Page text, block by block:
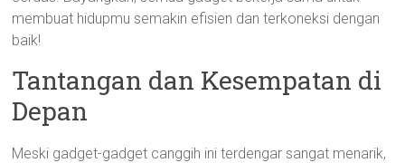
membuat hidupmu semakin efisien dan terkoneksi dengan
baik!
Tantangan dan Kesempatan di
Depan
Meski gadget-gadget canggih ini terdengar sangat menarik,